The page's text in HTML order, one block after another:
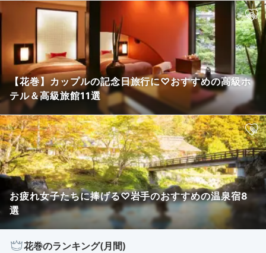
【花巻】カップルの記念日旅行に♡おすすめの高級ホ
テル＆高級旅館11選
お疲れ女子たちに捧げる♡岩手のおすすめの温泉宿8
選
花巻のランキング(月間)